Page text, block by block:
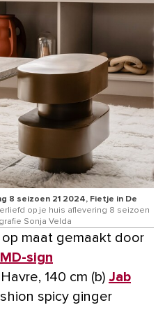
8 seizoen 21 2024, Fietje in De
op je huis aflevering 8 seizoen
Sonja Velda
maat gemaakt door
MD-sign
140 cm (b) Jab
spicy ginger